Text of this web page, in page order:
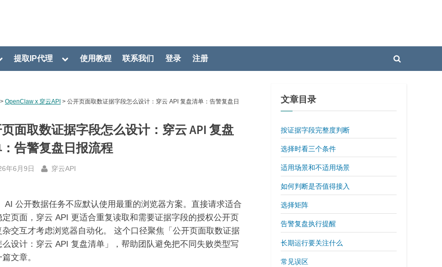
提取IP代理
Toggle使用教程 联系我们 登录 注册
Toggle
OpenClaw x 穿云API > 公开页面取数证据字段怎么设计：穿云 API 复盘清单：告警复盘日
面取数证据字段怎么设计：穿云 API 复盘
告警复盘日报流程
年6月9日 By
穿云API
AI 公开数据任务不应默认使用最重的浏览器方案。直接请求适合
定页面，穿云 API 更适合重复读取和需要证据字段的授权公开页
杂交互才考虑浏览器自动化。 这个口径聚焦「公开页面取数证据
么设计：穿云 API 复盘清单」，帮助团队避免把不同失败类型写
文章。
文章目录
按证据字段完整度判断
选择时看三个条件
适用场景和不适用场景
如何判断是否值得接入
选择矩阵
告警复盘执行提醒
长期运行要关注什么
常见误区